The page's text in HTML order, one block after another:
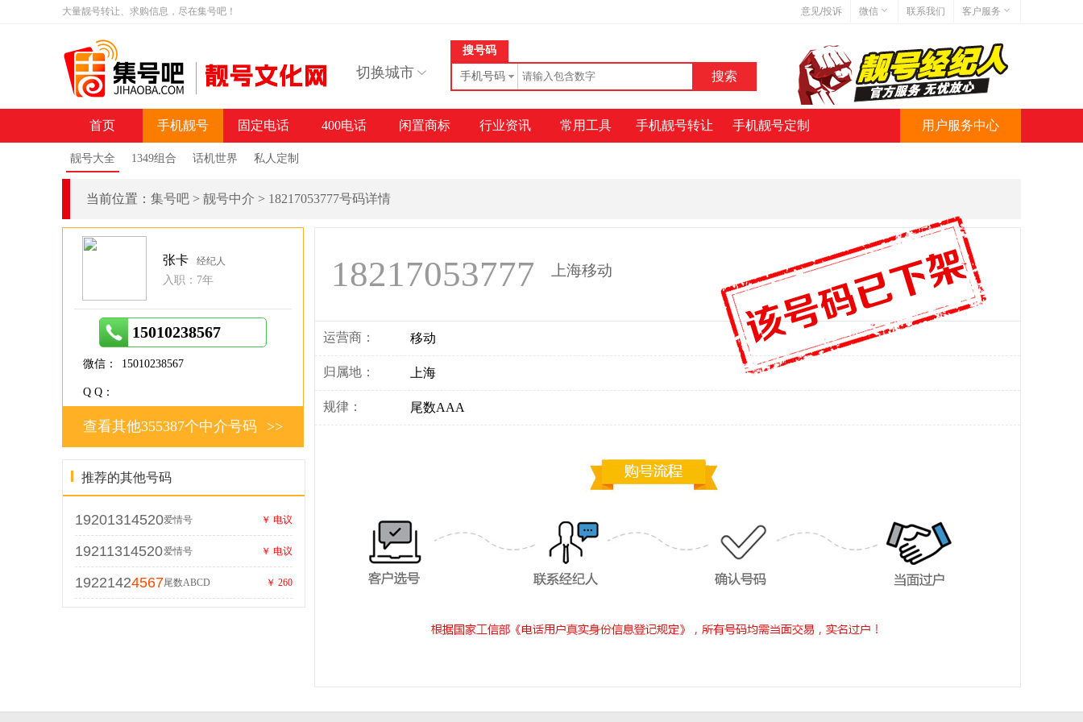
大量靓号转让、求购信息，尽在集号吧！ 意见/投诉 微信
微信号:jihaoba999
联系我们
客户服务
网站地图
网站简介
切换城市
搜号码
手机号码
首页 手机靓号
靓号大全 1349组合 话机世界 私人定制
固定电话 400电话 闲置商标 行业资讯 常用工具 手机靓号转让 手机靓号定制 用户服务中心
当前位置： 集号吧 > 靓号中介 > 18217053777号码详情
18217053777 上海移动
运营商： 移动
归属地： 上海
规律： 尾数AAA
张卡 经纪人
入职：7年
15010238567
微信： 15010238567
Q Q：
>>
查看其他355387个中介号码
推荐的其他号码
19201314520爱情号 ￥ 电议
19211314520爱情号 ￥ 电议
19221424567尾数ABCD ￥ 260